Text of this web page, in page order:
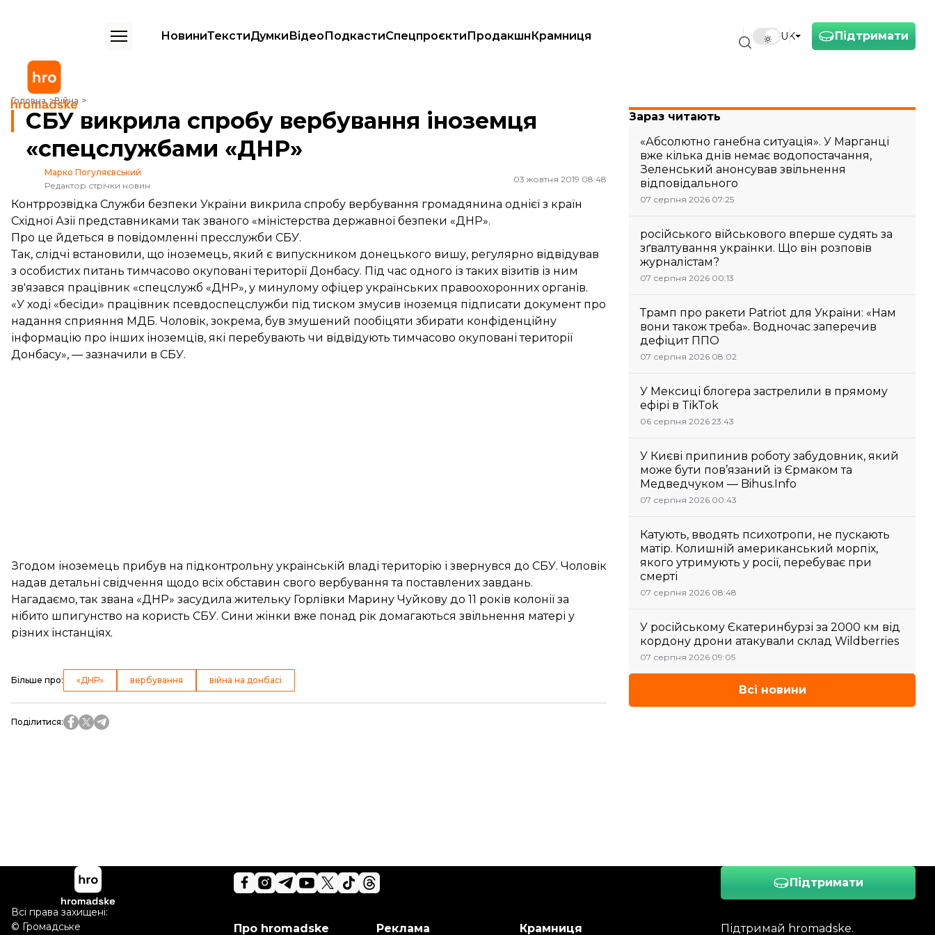
Підтримати
UK
НовиниТекстиДумкиВідеоПодкастиСпецпроєктиПродакшнКрамниця
Головна Війна
СБУ викрила спробу вербування іноземця «спецслужбами «ДНР»
СБУ викрила спробу вербування іноземця
«спецслужбами «ДНР»
Марко Погуляєвський
Редактор стрічки новин
03 жовтня 2019 08:48
Контррозвідка Служби безпеки України викрила спробу вербування громадянина однієї з країн
Східної Азії представниками так званого «міністерства державної безпеки «ДНР».
Про це йдеться в повідомленні пресслужби СБУ.
Так, слідчі встановили, що іноземець, який є випускником донецького вишу, регулярно відвідував
з особистих питань тимчасово окуповані території Донбасу. Під час одного із таких візитів із ним
зв'язався працівник «спецслужб «ДНР», у минулому офіцер українських правоохоронних органів.
«У ході «бесіди» працівник псевдоспецслужби під тиском змусив іноземця підписати документ про
надання сприяння МДБ. Чоловік, зокрема, був змушений пообіцяти збирати конфіденційну
інформацію про інших іноземців, які перебувають чи відвідують тимчасово окуповані території
Донбасу», — зазначили в СБУ.
Згодом іноземець прибув на підконтрольну українській владі територію і звернувся до СБУ. Чоловік
надав детальні свідчення щодо всіх обставин свого вербування та поставлених завдань.
Нагадаємо, так звана «ДНР» засудила жительку Горлівки Марину Чуйкову до 11 років колонії за
нібито шпигунство на користь СБУ. Сини жінки вже понад рік домагаються звільнення матері у
різних інстанціях.
Більше про: «ДНР» вербування війна на донбасі
Поділитися:
Зараз читають
«Абсолютно ганебна ситуація». У Марганці
вже кілька днів немає водопостачання,
Зеленський анонсував звільнення
відповідального
07 серпня 2026 07:25
російського військового вперше судять за
зґвалтування українки. Що він розповів
журналістам?
07 серпня 2026 00:13
Трамп про ракети Patriot для України: «Нам
вони також треба». Водночас заперечив
дефіцит ППО
07 серпня 2026 08:02
У Мексиці блогера застрелили в прямому
ефірі в TikTok
06 серпня 2026 23:43
У Києві припинив роботу забудовник, який
може бути пов’язаний із Єрмаком та
Медведчуком — Bihus.Info
07 серпня 2026 00:43
Катують, вводять психотропи, не пускають
матір. Колишній американський морпіх,
якого утримують у росії, перебуває при
смерті
07 серпня 2026 08:48
У російському Єкатеринбурзі за 2000 км від
кордону дрони атакували склад Wildberries
07 серпня 2026 09:05
Всі новини
Підтримати
Підтримай hromadske.
Про hromadske Реклама Крамниця
Всі права захищені:
© Громадське